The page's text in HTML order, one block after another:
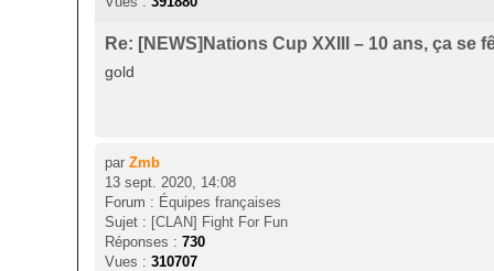
Re: [NEWS]Nations Cup XXIII – 10 ans, ça se
gold
par Zmb
13 sept. 2020, 14:08
Forum : Équipes françaises
Sujet : [CLAN] Fight For Fun
Réponses : 730
Vues : 310707